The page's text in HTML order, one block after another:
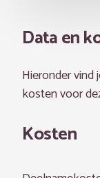
Data en
Hieronder vind
kosten voor
Kosten